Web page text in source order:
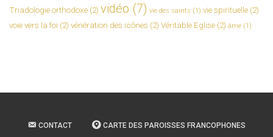
Triadologie orthodoxe (2) vidéo (7) vie des saints (1) vie spirituelle (2)
voie vers la foi (2) vénération des icônes (2) Véritable Eglise (2) âme (1)
CONTACT CARTE DES PAROISSES FRANCOPHONES